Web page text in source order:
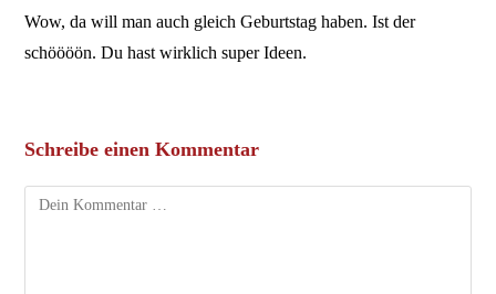
Wow, da will man auch gleich Geburtstag haben. Ist der
schöööön. Du hast wirklich super Ideen.
Schreibe einen Kommentar
Kommentar